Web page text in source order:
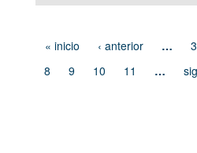
« inicio ‹ anterior … 3
8
9 10 11 …